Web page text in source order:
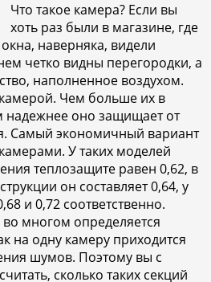
Что такое камера? Если вы
хоть раз были в магазине, где
наверняка, видели
четко видны перегородки, а
наполненное воздухом.
Чем больше их в
надежнее оно защищает от
Самый экономичный вариант
У таких моделей
теплозащите равен 0,62, в
он составляет 0,64, у
и 0,72 соответственно.
многом определяется
на одну камеру приходится
шумов. Поэтому вы с
сколько таких секций